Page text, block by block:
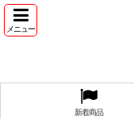
メニュー
新着商品